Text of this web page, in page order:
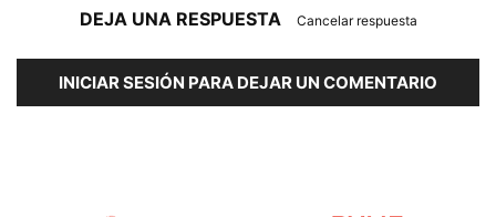
DEJA UNA RESPUESTA Cancelar respuesta
INICIAR SESIÓN PARA DEJAR UN COMENTARIO